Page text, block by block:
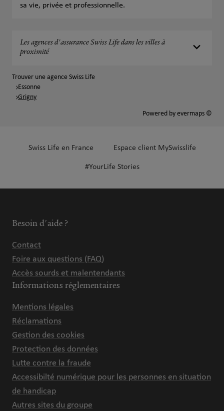
sa vie, privée et professionnelle.
Les agences d'assurance Swiss Life dans les villes à
proximité
Trouver une agence Swiss Life
Essonne
Grigny
Powered by evermaps ©
Swiss Life en France Espace client MySwisslife
#YourLife Stories
Besoin d'aide ?
Contact
Foire aux questions (FAQ)
Accès sourds et malentendants
Informations réglementaires
Mentions légales
Réclamations
Gestion des cookies
Protection des données
Lutte contre la fraude
Accessibilté numérique pour les personnes en situation
de handicap
Autres sites du groupe